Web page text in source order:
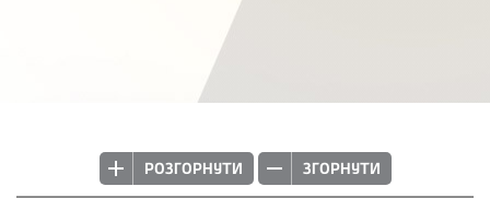
РОЗГОРНУТИ ЗГОРНУТИ